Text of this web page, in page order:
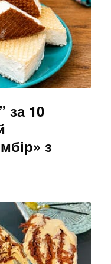
за 10
з